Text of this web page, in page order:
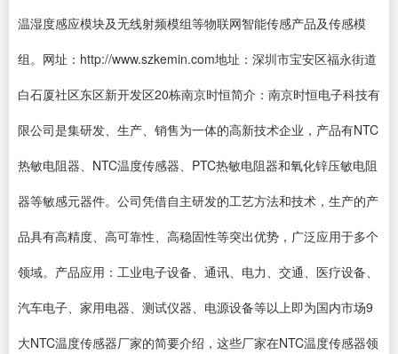
温湿度感应模块及无线射频模组等物联网智能传感产品及传感模
组。网址：http://www.szkemin.com地址：深圳市宝安区福永街道
白石厦社区东区新开发区20栋南京时恒简介：南京时恒电子科技有
限公司是集研发、生产、销售为一体的高新技术企业，产品有NTC
热敏电阻器、NTC温度传感器、PTC热敏电阻器和氧化锌压敏电阻
器等敏感元器件。公司凭借自主研发的工艺方法和技术，生产的产
品具有高精度、高可靠性、高稳固性等突出优势，广泛应用于多个
领域。产品应用：工业电子设备、通讯、电力、交通、医疗设备、
汽车电子、家用电器、测试仪器、电源设备等以上即为国内市场9
大NTC温度传感器厂家的简要介绍，这些厂家在NTC温度传感器领